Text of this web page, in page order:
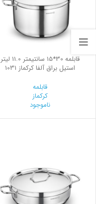
قابلمه 30*15 سانتیمتر 11.0 لیتر
استیل براق آلفا کرکماز 1031
قابلمه
کرکماز
ناموجود